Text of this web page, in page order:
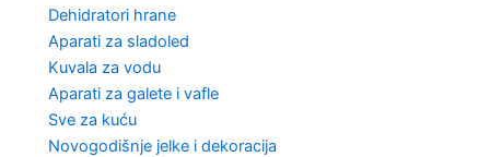
Dehidratori hrane
Aparati za sladoled
Kuvala za vodu
Aparati za galete i vafle
Sve za kuću
Novogodišnje jelke i dekoracija